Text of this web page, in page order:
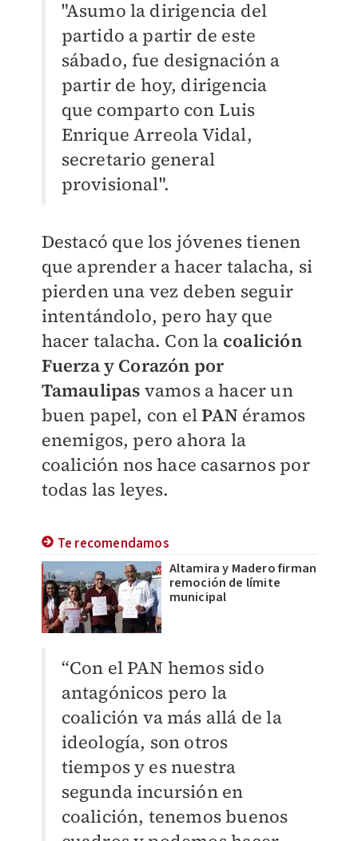
"Asumo la dirigencia del
partido a partir de este
sábado, fue designación a
partir de hoy, dirigencia
que comparto con Luis
Enrique Arreola Vidal,
secretario general
provisional".
Destacó que los jóvenes tienen
que aprender a hacer talacha, si
pierden una vez deben seguir
intentándolo, pero hay que
hacer talacha. Con la coalición
Fuerza y Corazón por
Tamaulipas vamos a hacer un
buen papel, con elPAN éramos
enemigos, pero ahora la
coalición nos hace casarnos por
todas las leyes.
Te recomendamos
Altamira y Madero firman
remoción de límite
municipal
“Con el PAN hemos sido
antagónicos pero la
coalición va más allá de la
ideología, son otros
tiempos y es nuestra
segunda incursión en
coalición, tenemos buenos